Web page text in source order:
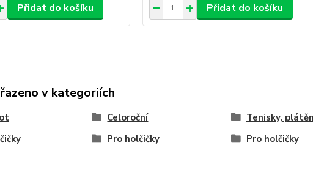
Přidat do košíku Přidat do košíku
v kategoriích
Celoroční Tenisky,
Pro holčičky Pro holčičky